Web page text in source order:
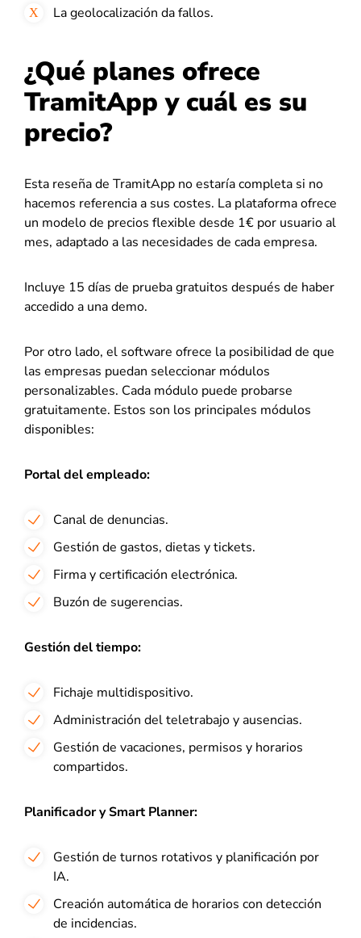
La geolocalización da fallos.
¿Qué planes ofrece
TramitApp y cuál es su
precio?
Esta reseña de TramitApp no estaría completa si no
hacemos referencia a sus costes. La plataforma ofrece
un modelo de precios flexible desde 1€ por usuario al
mes, adaptado a las necesidades de cada empresa.
Incluye 15 días de prueba gratuitos después de haber
accedido a una demo.
Por otro lado, el software ofrece la posibilidad de que
las empresas puedan seleccionar módulos
personalizables. Cada módulo puede probarse
gratuitamente. Estos son los principales módulos
disponibles:
Portal del empleado:
Canal de denuncias.
Gestión de gastos, dietas y tickets.
Firma y certificación electrónica.
Buzón de sugerencias.
Gestión del tiempo:
Fichaje multidispositivo.
Administración del teletrabajo y ausencias.
Gestión de vacaciones, permisos y horarios
compartidos.
Planificador y Smart Planner:
Gestión de turnos rotativos y planificación por
IA.
Creación automática de horarios con detección
de incidencias.